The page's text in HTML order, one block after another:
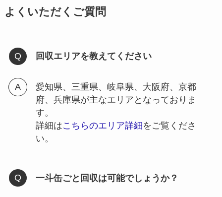
よくいただくご質問
回収エリアを教えてください
愛知県、三重県、岐阜県、大阪府、京都
府、兵庫県が主なエリアとなっておりま
す。
詳細はこちらのエリア詳細をご覧くださ
い。
一斗缶ごと回収は可能でしょうか？